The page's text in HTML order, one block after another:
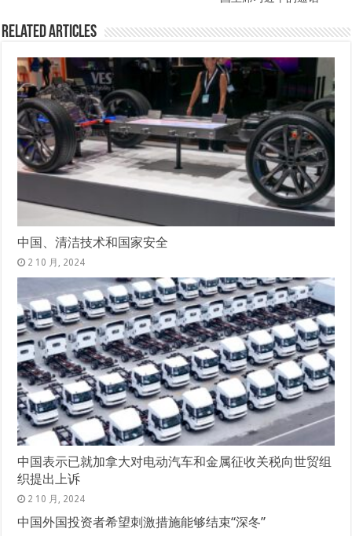
Related Articles
中国、清洁技术和国家安全
2 10 月, 2024
中国表示已就加拿大对电动汽车和金属征收关税向世贸组
织提出上诉
2 10 月, 2024
中国外国投资者希望刺激措施能够结束“深冬”